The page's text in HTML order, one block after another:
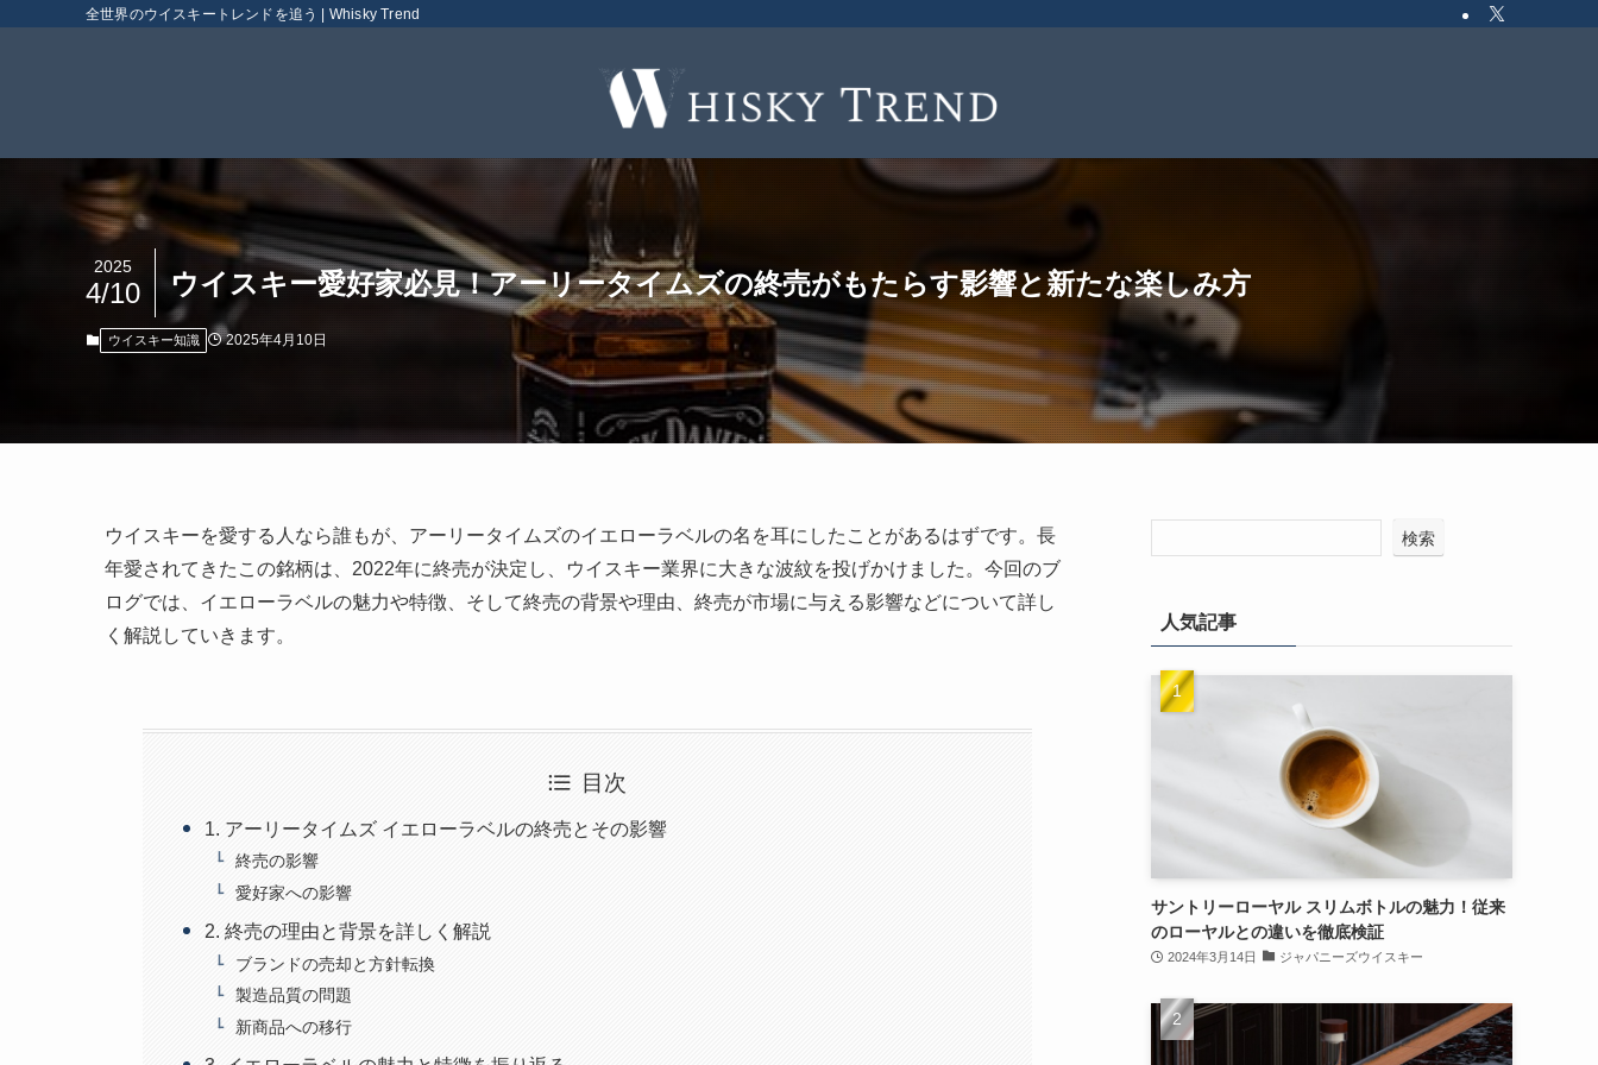
全世界のウイスキートレンドを追う | Whisky Trend
ウイスキー愛好家必見！アーリータイムズの終売がもたらす影響と新たな楽しみ方
2025
4/10
ウイスキー知識 2025年4月10日
ウイスキーを愛する人なら誰もが、アーリータイムズのイエローラベルの名を耳にしたことがあるはずです。長
年愛されてきたこの銘柄は、2022年に終売が決定し、ウイスキー業界に大きな波紋を投げかけました。今回のブ
ログでは、イエローラベルの魅力や特徴、そして終売の背景や理由、終売が市場に与える影響などについて詳し
く解説していきます。
目次
1. アーリータイムズ イエローラベルの終売とその影響
終売の影響
愛好家への影響
2. 終売の理由と背景を詳しく解説
ブランドの売却と方針転換
製造品質の問題
新商品への移行
検索
人気記事
サントリーローヤル スリムボトルの魅力！従来
のローヤルとの違いを徹底検証
2024年3月14日 ジャパニーズウイスキー